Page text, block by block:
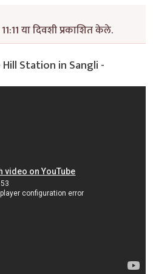
या दिवशी प्रकाशित केले.
Hill Station in Sangli -